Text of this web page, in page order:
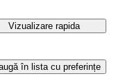
Vizualizare rapida
în lista cu preferințe